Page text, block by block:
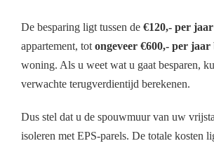
De besparing ligt tussen de €120,- per jaar
appartement, totongeveer €600,- per jaar
woning. Als u weet wat u gaat besparen,
verwachte terugverdientijd berekenen.
Dus stel dat u de spouwmuur van uw
isoleren met EPS-parels. De totale kosten